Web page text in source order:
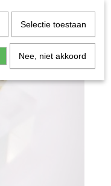
Selectie toestaan
Nee, niet akkoord